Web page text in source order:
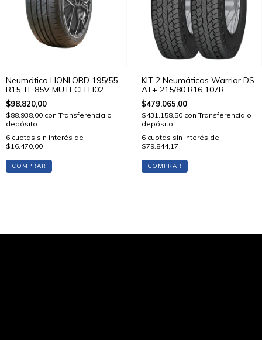
Neumático LIONLORD 195/55
R15 TL 85V MUTECH H02
$98.820,00
$88.938,00 con Transferencia o
depósito
6 cuotas sin interés de
$16.470,00
COMPRAR
KIT 2 Neumáticos Warrior DS
AT+ 215/80 R16 107R
$479.065,00
$431.158,50 con Transferencia o
depósito
6 cuotas sin interés de
$79.844,17
COMPRAR